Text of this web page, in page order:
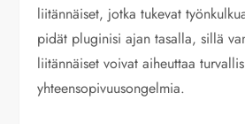
liitännäiset, jotka tukevat
pidät pluginisi ajan tasalla, sillä
liitännäiset voivat aiheuttaa
yhteensopivuusongelmia.